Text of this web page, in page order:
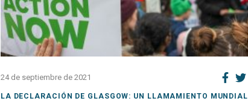
24 de septiembre de 2021
LA DECLARACIÓN DE GLASGOW: UN LLAMAMIENTO MUNDIAL